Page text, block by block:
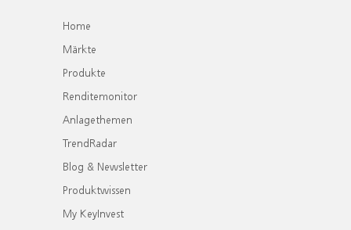
Home
Märkte
Produkte
Renditemonitor
Anlagethemen
TrendRadar
Blog & Newsletter
Produktwissen
My KeyInvest